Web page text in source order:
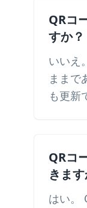
QRコ
すか？
いいえ
ままで
も更新
QRコ
きま
はい。